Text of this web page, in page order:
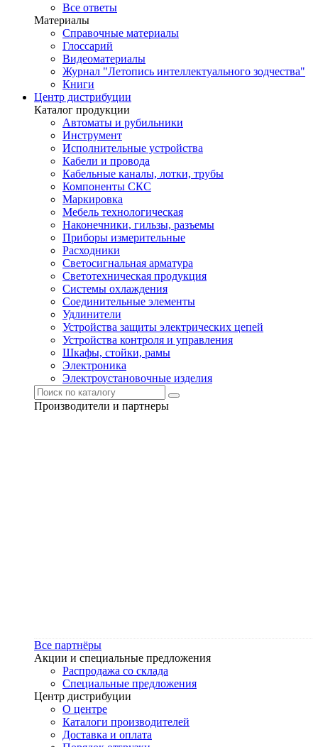
Все ответы
Материалы
Справочные материалы
Глоссарий
Видеоматериалы
Журнал "Летопись интеллектуального зодчества"
Книги
Центр дистрибуции
Каталог продукции
Автоматы и рубильники
Инструмент
Исполнительные устройства
Кабели и провода
Кабельные каналы, лотки, трубы
Компоненты СКС
Маркировка
Мебель технологическая
Наконечники, гильзы, разъемы
Приборы измерительные
Расходники
Светосигнальная арматура
Светотехническая продукция
Системы охлаждения
Соединительные элементы
Удлинители
Устройства защиты электрических цепей
Устройства контроля и управления
Шкафы, стойки, рамы
Электроника
Электроустановочные изделия
Производители и партнеры
Все партнёры
Акции и специальные предложения
Распродажа со склада
Специальные предложения
Центр дистрибуции
О центре
Каталоги производителей
Доставка и оплата